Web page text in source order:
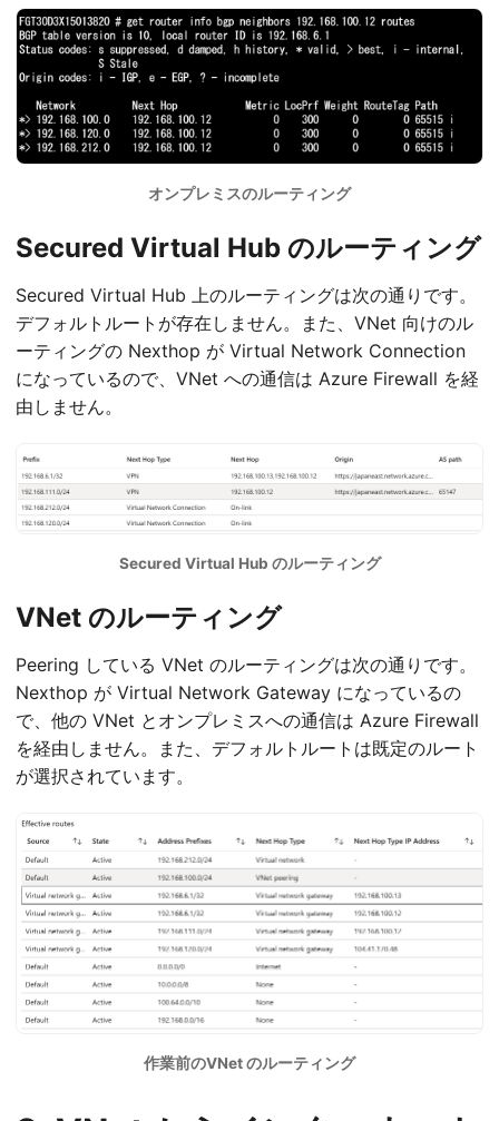
オンプレミスのルーティング
Secured Virtual Hub のルーティング
Secured Virtual Hub 上のルーティングは次の通りです。
デフォルトルートが存在しません。また、VNet 向けのル
ーティングの Nexthop が Virtual Network Connection
になっているので、VNet への通信は Azure Firewall を経
由しません。
Secured Virtual Hub のルーティング
VNet のルーティング
Peering している VNet のルーティングは次の通りです。
Nexthop が Virtual Network Gateway になっているの
で、他の VNet とオンプレミスへの通信は Azure Firewall
を経由しません。また、デフォルトルートは既定のルート
が選択されています。
作業前のVNet のルーティング